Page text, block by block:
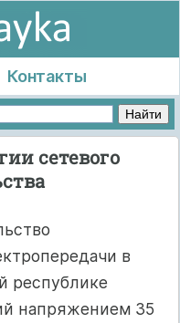
Контакты
сетевого
в
республике
напряжением 35